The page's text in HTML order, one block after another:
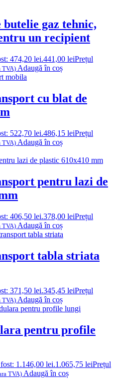
gaz tehnic,
un recipient
474,20 lei.441,00 leiPrețul
TVA) Adaugă în coș
cu blat de
522,70 lei.486,15 leiPrețul
TVA) Adaugă în coș
pentru lazi de
406,50 lei.378,00 leiPrețul
TVA) Adaugă în coș
tabla striata
371,50 lei.345,45 leiPrețul
TVA) Adaugă în coș
pentru profile
1.146,00 lei.1.065,75 leiPrețul
TVA)Adaugă în coș